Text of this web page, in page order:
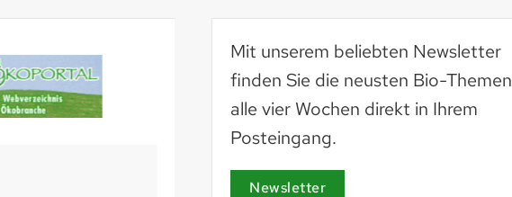
Basel 2030
basel2030.ch
Mit unserem beliebten Newsletter
finden Sie die neusten Bio-Themen
alle vier Wochen direkt in Ihrem
Posteingang.
Newsletter